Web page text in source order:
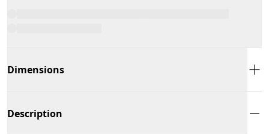
Dimensions
Description